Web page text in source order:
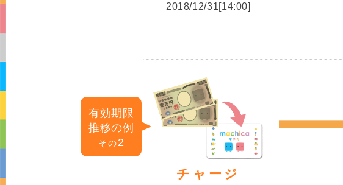
2018/12/31[14:00]
有効期限
推移の例
その 2
チャージ